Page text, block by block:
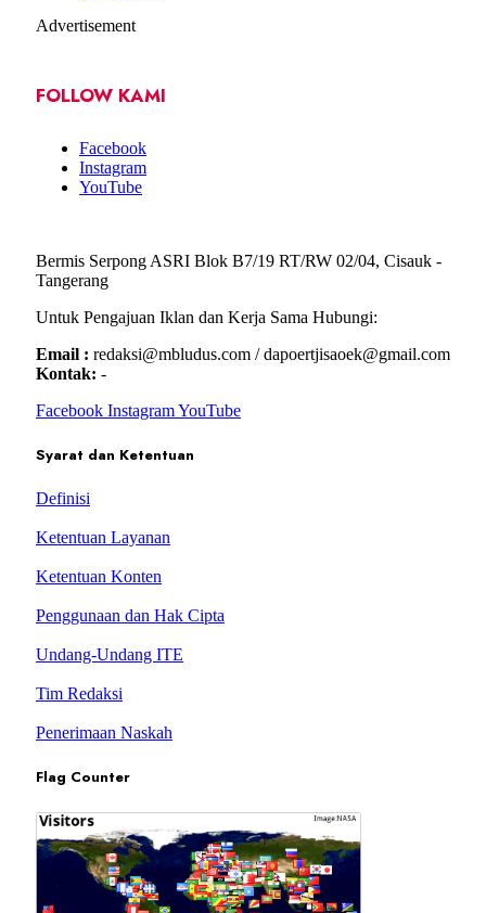
Advertisement
FOLLOW KAMI
Facebook
Instagram
YouTube
Bermis Serpong ASRI Blok B7/19 RT/RW 02/04, Cisauk -
Tangerang
Untuk Pengajuan Iklan dan Kerja Sama Hubungi:
Email : redaksi@mbludus.com / dapoertjisaoek@gmail.com
Kontak: -
Facebook InstagramYouTube
Syarat dan Ketentuan
Definisi
Ketentuan Layanan
Ketentuan Konten
Penggunaan dan Hak Cipta
Undang-Undang ITE
Tim Redaksi
Penerimaan Naskah
Flag Counter